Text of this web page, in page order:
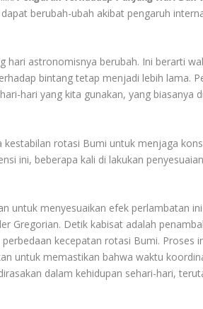
berubah-ubah akibat pengaruh
hari astronomisnya berubah. Ini berarti
bintang tetap menjadi lebih lama.
hari yang kita gunakan, yang biasanya
rotasi Bumi untuk menjaga
ini, beberapa kali di lakukan
untuk menyesuaikan efek perlambatan
Gregorian. Detik kabisat adalah
kecepatan rotasi Bumi. Proses
untuk memastikan bahwa waktu
dalam kehidupan sehari-hari,